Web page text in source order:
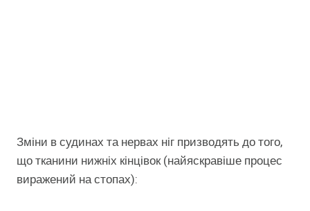
Зміни в судинах та нервах ніг призводять до того,
що тканини нижніх кінцівок (найяскравіше процес
виражений на стопах):